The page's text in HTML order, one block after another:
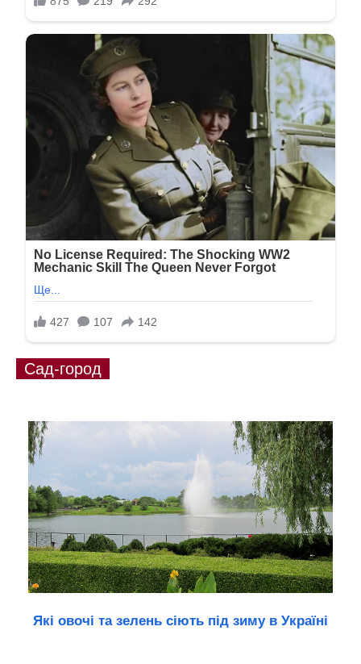
Сад-город
Які овочі та зелень сіють під зиму в Україні